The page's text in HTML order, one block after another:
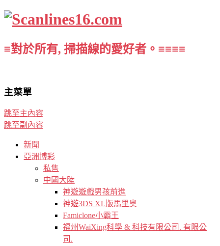
≡對於所有, 掃描線的愛好者。≡≡≡≡
主菜單
跳至主內容
跳至副內容
新聞
亞洲博彩
私售
中國大陸
神遊遊戲男孩前進
神遊3DS XL版馬里奧
Famiclone小霸王
福州WaiXing科學 & 科技有限公司. 有限公
司.